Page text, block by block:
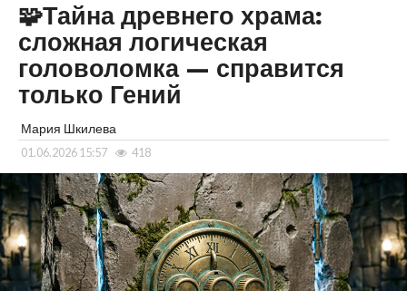
🧩Тайна древнего храма:
сложная логическая
головоломка — справится
только Гений
Мария Шкилева
01.06.2026 15:57 418